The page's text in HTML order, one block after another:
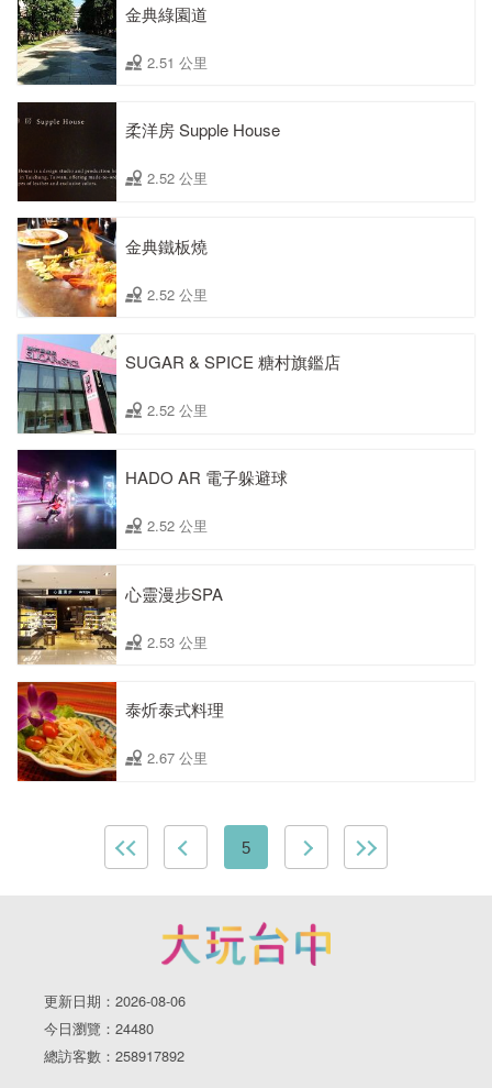
金典綠園道
2.51 公里
柔洋房 Supple House
2.52 公里
金典鐵板燒
2.52 公里
SUGAR & SPICE 糖村旗鑑店
2.52 公里
HADO AR 電子躲避球
2.52 公里
心靈漫步SPA
2.53 公里
泰炘泰式料理
2.67 公里
5
更新日期：2026-08-06
今日瀏覽：24480
總訪客數：258917892